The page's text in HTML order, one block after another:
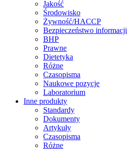
Jakość
Środowisko
Żywność/HACCP
Bezpieczeństwo informacji
BHP
Prawne
Dietetyka
Różne
Czasopisma
Naukowe pozycje
Laboratorium
Inne produkty
Standardy
Dokumenty
Artykuły
Czasopisma
Różne